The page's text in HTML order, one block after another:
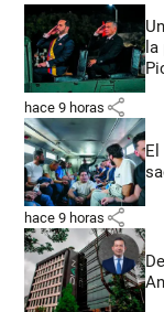
hace 9 horas share
hace 9 horas share